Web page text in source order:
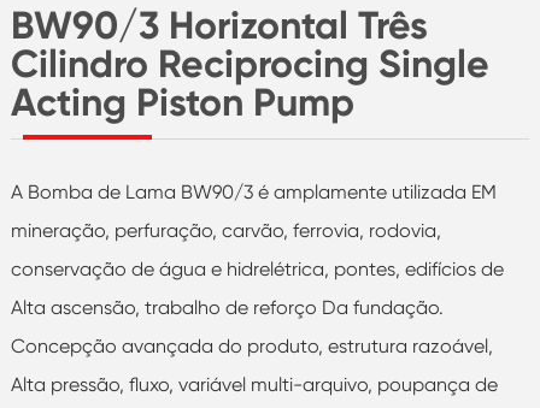
BW90/3 Horizontal Três
Cilindro Reciprocing Single
Acting Piston Pump
A Bomba de Lama BW90/3 é amplamente utilizada EM
mineração, perfuração, carvão, ferrovia, rodovia,
conservação de água e hidrelétrica, pontes, edifícios de
Alta ascensão, trabalho de reforço Da fundação.
Concepção avançada do produto, estrutura razoável,
Alta pressão, fluxo, variável multi-arquivo, poupança de